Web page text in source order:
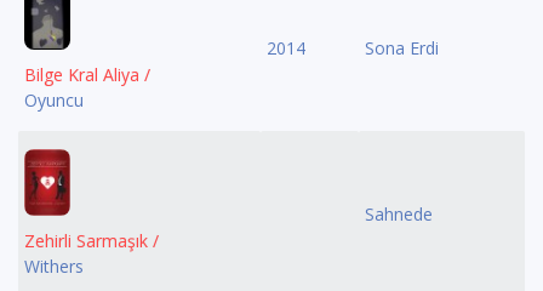
Bilge Kral Aliya /
Oyuncu
2014 Sona Erdi
Zehirli Sarmaşık /
Withers
Sahnede